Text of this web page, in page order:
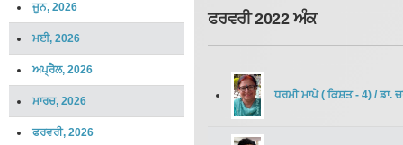
ਜੂਨ, 2026
ਮਈ, 2026
ਅਪ੍ਰੈਲ, 2026
ਮਾਰਚ, 2026
ਫਰਵਰੀ, 2026
ਫਰਵਰੀ 2022 ਅੰਕ
ਧਰਮੀ ਮਾਪੇ ( ਕਿਸ਼ਤ - 4) / ਡਾ.